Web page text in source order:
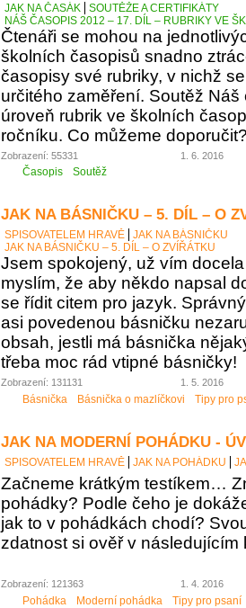
JAK NA ČASÁK
SOUTĚŽE A CERTIFIKÁTY
NÁŠ ČASOPIS 2012 – 17. DÍL – RUBRIKY VE
Čtenáři se mohou na
školních časopisů snadno
časopisy své rubriky, v nichž
určitého zaměření. Soutěž
úroveň rubrik ve školních
ročníku. Co můžeme
Zobrazení: 55331 1. 6. 2016
Časopis Soutěž
JAK NA BÁSNIČKU – 5. DÍL – O
SPISOVATELEM HRAVĚ
JAK NA BÁSNIČKU
JAK NA BÁSNIČKU – 5. DÍL – O ZVÍŘÁTKU
Jsem spokojený, už vím
myslím, že aby někdo napsal
se řídit citem pro jazyk.
asi povedenou básničku
obsah, jestli má básnička
třeba moc rád vtipné básničky!
Zobrazení: 131131 1. 5. 2016
Básnička Básnička o mazlíčkovi Tipy pro
JAK NA MODERNÍ POHÁDKU -
SPISOVATELEM HRAVĚ JAK NA POHÁDKU
Začneme krátkým testíkem…
pohádky? Podle čeho je
jak to v pohádkách chodí?
zdatnost si ověř v následujícím
Zobrazení: 121363 1. 4. 2016
Pohádka Moderní pohádka Tipy pro psaní